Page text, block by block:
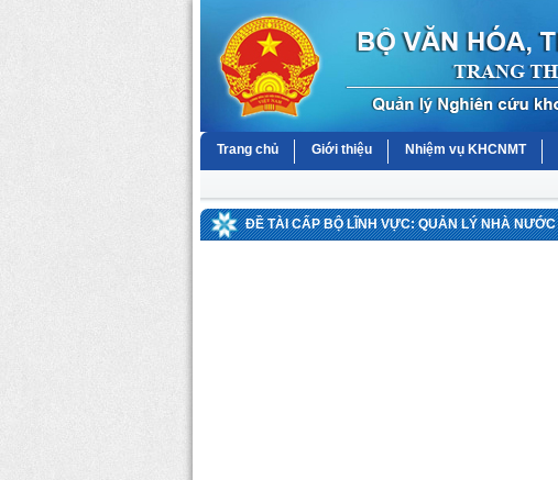
Trang chủ Giới thiệu Nhiệm vụ KHCNMT
ĐỀ TÀI CẤP BỘ LĨNH VỰC: QUẢN LÝ NHÀ NƯỚC